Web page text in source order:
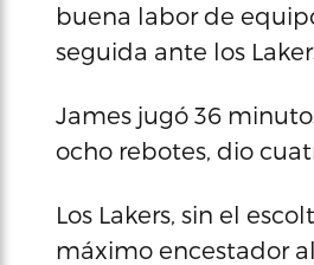
buena labor de
seguida ante los
James jugó 36
ocho rebotes, dio
Los Lakers, sin el
máximo encestador